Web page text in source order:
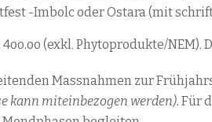
-Imbolc oder Ostara (mit
4oo.oo (exkl. Phytoprodukte/
Massnahmen zur
kann miteinbezogen werden). Für